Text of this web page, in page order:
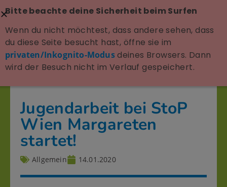
Jugendarbeit bei StoP
Wien Margareten
startet!
Allgemein 14.01.2020
Bitte beachte deine Sicherheit beim Surfen
Wenn du nicht möchtest, dass andere sehen, dass
du diese Seite besucht hast, öffne sie im
privaten/Inkognito-Modusdeines Browsers. Dann
wird der Besuch nicht im Verlauf gespeichert.